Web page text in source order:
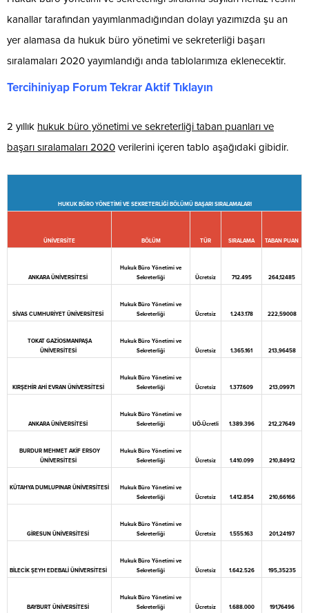
kanallar tarafından yayımlanmadığından dolayı yazımızda şu an
yer alamasa da hukuk büro yönetimi ve sekreterliği başarı
sıralamaları 2020 yayımlandığı anda tablolarımıza eklenecektir.
Tercihiniyap Forum Tekrar Aktif Tıklayın
2 yıllık hukuk büro yönetimi ve sekreterliği taban puanları ve
başarı sıralamaları 2020 verilerini içeren tablo aşağıdaki gibidir.
HUKUK BÜRO YÖNETİMİ VE SEKRETERLİĞİ BÖLÜMÜ BAŞARI SIRALAMALARI
ÜNİVERSİTE BÖLÜM TÜR SIRALAMA TABAN PUAN
ANKARA ÜNİVERSİTESİ
Hukuk Büro Yönetimi ve
Sekreterliği
Ücretsiz 712.495 264,12485
SİVAS CUMHURİYET ÜNİVERSİTESİ
Hukuk Büro Yönetimi ve
Sekreterliği
Ücretsiz 1.243.178 222,59008
TOKAT GAZİOSMANPAŞA
ÜNİVERSİTESİ
Hukuk Büro Yönetimi ve
Sekreterliği
Ücretsiz 1.365.161 213,96458
KIRŞEHİR AHİ EVRAN ÜNİVERSİTESİ
Hukuk Büro Yönetimi ve
Sekreterliği
Ücretsiz 1.377.609 213,09971
ANKARA ÜNİVERSİTESİ
Hukuk Büro Yönetimi ve
Sekreterliği
UÖ-Ücretli 1.389.396 212,27649
BURDUR MEHMET AKİF ERSOY
ÜNİVERSİTESİ
Hukuk Büro Yönetimi ve
Sekreterliği
Ücretsiz 1.410.099 210,84912
KÜTAHYA DUMLUPINAR ÜNİVERSİTESİ
Hukuk Büro Yönetimi ve
Sekreterliği
Ücretsiz 1.412.854 210,66166
GİRESUN ÜNİVERSİTESİ
Hukuk Büro Yönetimi ve
Sekreterliği
Ücretsiz 1.555.163 201,24197
BİLECİK ŞEYH EDEBALİ ÜNİVERSİTESİ
Hukuk Büro Yönetimi ve
Sekreterliği
Ücretsiz 1.642.526 195,35235
BAYBURT ÜNİVERSİTESİ
Hukuk Büro Yönetimi ve
Sekreterliği
Ücretsiz 1.688.000 191,76496